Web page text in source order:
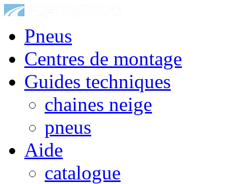
Pneus
Centres de montage
Guides techniques
chaines neige
pneus
Aide
catalogue